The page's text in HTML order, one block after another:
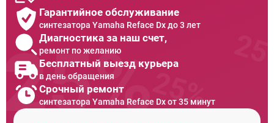
Гарантийное обслуживание
синтезатора Yamaha Reface Dx до 3 лет
Диагностика за наш счет,
ремонт по желанию
Бесплатный выезд курьера
в день обращения
Срочный ремонт
синтезатора Yamaha Reface Dx от 35 минут